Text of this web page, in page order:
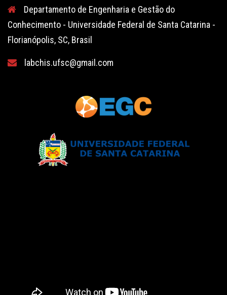
Departamento de Engenharia e Gestão do
Conhecimento - Universidade Federal de Santa Catarina -
Florianópolis, SC, Brasil
labchis.ufsc@gmail.com